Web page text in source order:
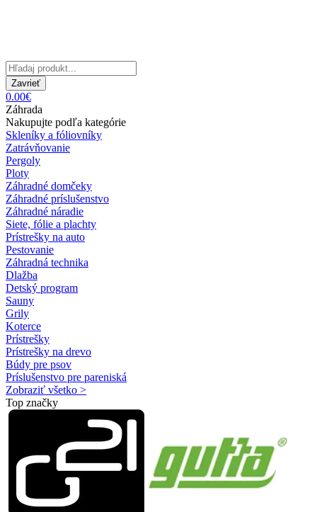
Zavrieť
0.00€
Záhrada
Nakupujte podľa kategórie
Skleníky a fóliovníky
Zatrávňovanie
Pergoly
Ploty
Záhradné domčeky
Záhradné príslušenstvo
Záhradné náradie
Siete, fólie a plachty
Prístrešky na auto
Pestovanie
Záhradná technika
Dlažba
Detský program
Sauny
Grily
Koterce
Prístrešky
Prístrešky na drevo
Búdy pre psov
Príslušenstvo pre pareniská
Zobraziť všetko >
Top značky